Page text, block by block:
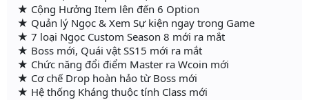
★ Cộng Hưởng Item lên đến 6 Option
★ Quản lý Ngọc & Xem Sự kiện ngay trong Game
★ 7 loại Ngọc Custom Season 8 mới ra mắt
★ Boss mới, Quái vật SS15 mới ra mắt
★ Chức năng đổi điểm Master ra Wcoin mới
★ Cơ chế Drop hoàn hảo từ Boss mới
★ Hệ thống Kháng thuộc tính Class mới